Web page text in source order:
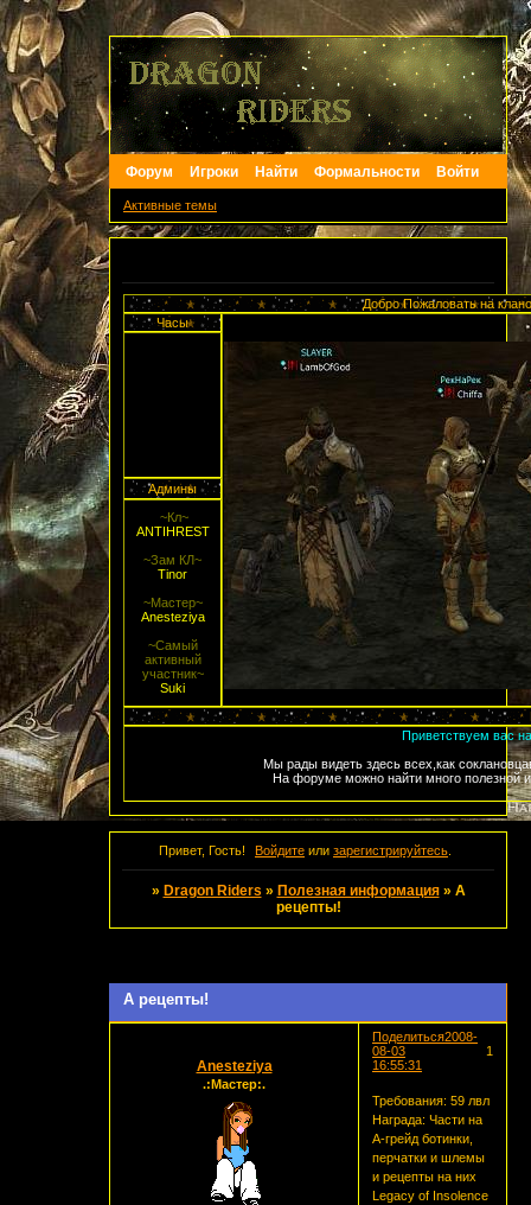
Форум Игроки Найти Формальности Войти
Активные темы
Добро Пожаловать на
Часы
Админы
~Кл~
ANTIHREST
~Зам КЛ~
Tinor
~Мастер~
Anesteziya
~Самый
активный
участник~
Suki
Приветствуем вас
Мы рады видеть здесь всех,как
На форуме можно найти много полезной
Привет, Гость! Войдите или зарегистрируйтесь
» Dragon Riders » Полезная информация » А
рецепты!
А рецепты!
Поделиться
1
2008-
08-03
16:55:31
Anesteziya
.:Мастер:.
Требования: 59 лвл
Награда: Части на
A-грейд ботинки,
перчатки и шлемы
и рецепты на них
Legacy of Insolence